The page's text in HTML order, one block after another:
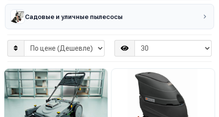
Садовые и уличные пылесосы